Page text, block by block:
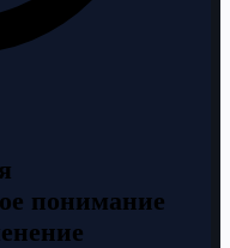
понимание